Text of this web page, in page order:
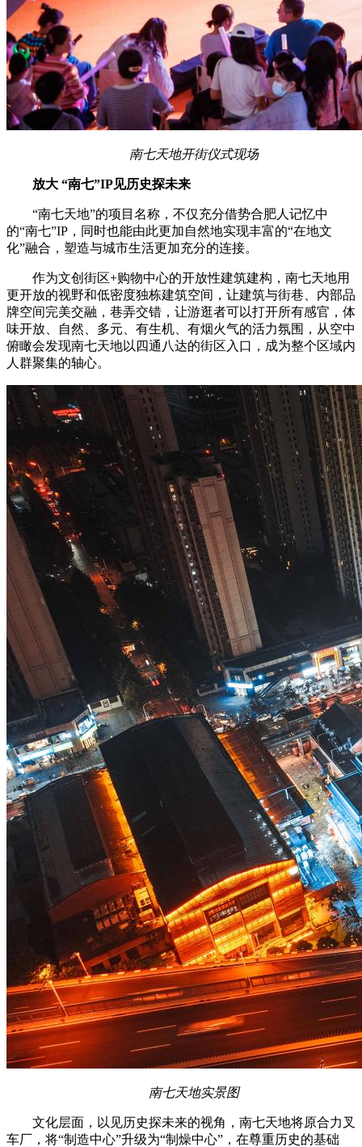
南七天地开街仪式现场
放大 “南七”IP见历史探未来
“南七天地”的项目名称，不仅充分借势合肥人记忆中
的“南七”IP，同时也能由此更加自然地实现丰富的“在地文
化”融合，塑造与城市生活更加充分的连接。
作为文创街区+购物中心的开放性建筑建构，南七天地用
更开放的视野和低密度独栋建筑空间，让建筑与街巷、内部品
牌空间完美交融，巷弄交错，让游逛者可以打开所有感官，体
味开放、自然、多元、有生机、有烟火气的活力氛围，从空中
俯瞰会发现南七天地以四通八达的街区入口，成为整个区域内
人群聚集的轴心。
南七天地实景图
文化层面，以见历史探未来的视角，南七天地将原合力叉
车厂，将“制造中心”升级为“制燥中心”，在尊重历史的基础